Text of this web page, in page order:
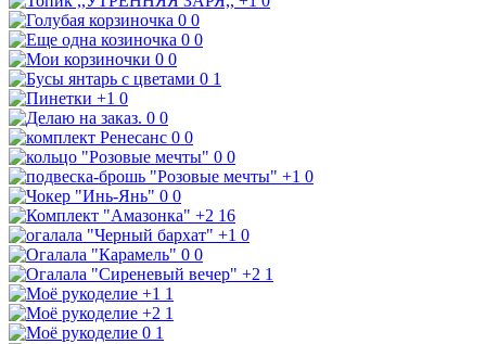
0 0
0 0
0 0
0 1
+1 0
0 0
0 0
0 0
+1 0
0 0
+2 16
+1 0
0 0
+2 1
+1 1
+2 1
0 1